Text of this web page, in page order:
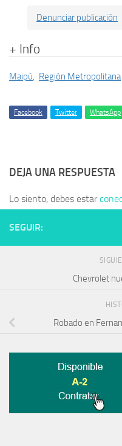
Denunciar publicación
+ Info
Maipú, Región Metropolitana
Facebook Twitter WhatsApp
DEJA UNA RESPUESTA
Lo siento, debes estar
SEGUIR:
Chevrolet
Robado en